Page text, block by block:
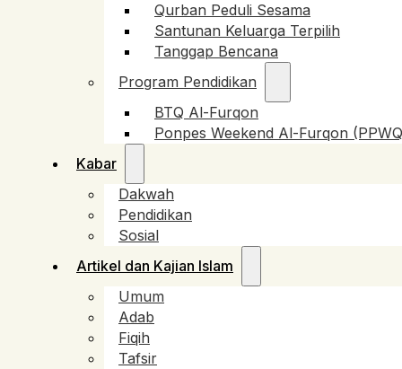
Qurban Peduli Sesama
Santunan Keluarga Terpilih
Tanggap Bencana
Program Pendidikan
BTQ Al-Furqon
Ponpes Weekend Al-Furqon
Kabar
Dakwah
Pendidikan
Sosial
Artikel dan Kajian Islam
Umum
Adab
Fiqih
Tafsir